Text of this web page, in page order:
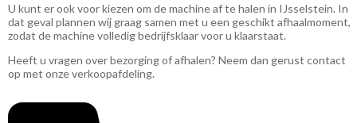
U kunt er ook voor kiezen om de machine af te halen in IJsselstein. In
dat geval plannen wij graag samen met u een geschikt afhaalmoment,
zodat de machine volledig bedrijfsklaar voor u klaarstaat.
Heeft u vragen over bezorging of afhalen? Neem dan gerust contact
op met onze verkoopafdeling.